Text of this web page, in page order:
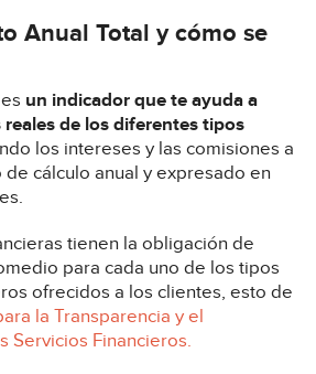
Anual Total y cómo se
un indicador que te ayuda a
de los diferentes tipos
los intereses y las comisiones a
cálculo anual y expresado en
tienen la obligación de
para cada uno de los tipos
ofrecidos a los clientes, esto de
la Transparencia y el
Servicios Financieros.